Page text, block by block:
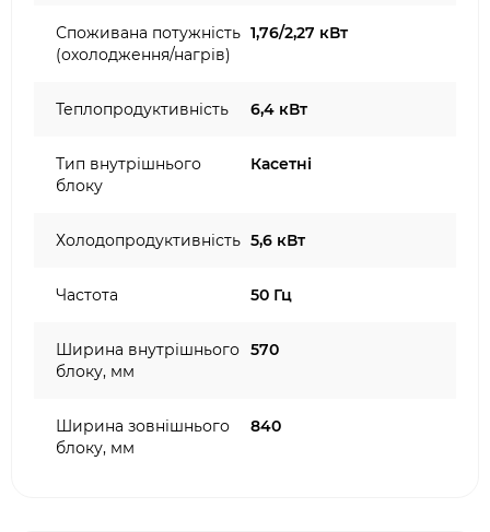
Споживана потужність
(охолодження/нагрів)
1,76/2,27 кВт
Теплопродуктивність 6,4 кВт
Тип внутрішнього
блоку
Касетні
Холодопродуктивність 5,6 кВт
Частота 50 Гц
Ширина внутрішнього
блоку, мм
570
Ширина зовнішнього
блоку, мм
840